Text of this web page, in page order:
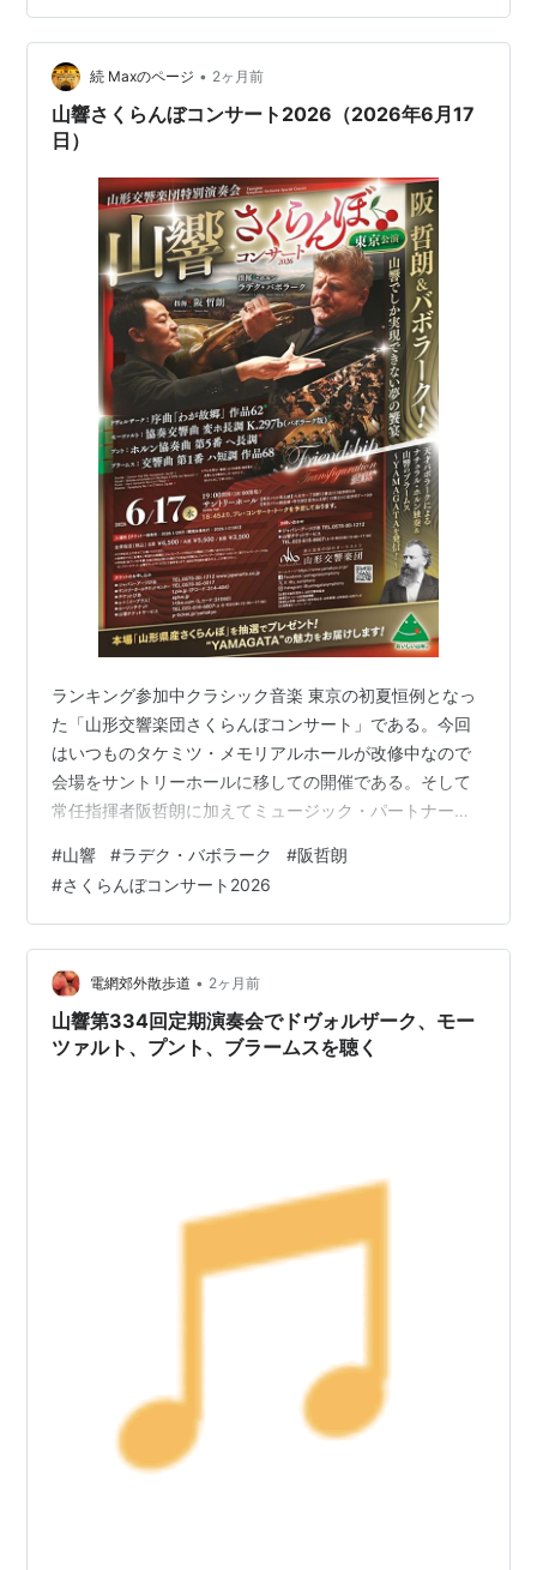
も定期会員として西濱さんの着任以後の山響の変貌を嬉
しく興味深く見ている一人です。当ブログでも、「西濱
効果」などという表現で当…
続 Maxのページ • 2ヶ月前
山響さくらんぼコンサート2026（2026年6月17
日）
ランキング参加中クラシック音楽 東京の初夏恒例となっ
た「山形交響楽団さくらんぼコンサート」である。今回
はいつものタケミツ・メモリアルホールが改修中なので
会場をサントリーホールに移しての開催である。そして
常任指揮者阪哲朗に加えてミュージック・パートナーの
頭体制のコンサートである。前半がバボラークの指揮で
まずは同郷のドヴォルザークの序曲「わが故郷」作品62
だ。ここでは山響はコントラバス4本のフル体制。ドヴォ
ルザークらしい親しみやすいメロディが素朴に歌われる
佳曲である。バボラークの作り出す柔らかなアンサンブ
ルと美しい木管の響が曲の良さを引き立てた。続…
#山響 #ラデク・バボラーク #阪哲朗
#さくらんぼコンサート2026
電網郊外散歩道 • 2ヶ月前
山響第334回定期演奏会でドヴォルザーク、モー
ツァルト、プント、ブラームスを聴く